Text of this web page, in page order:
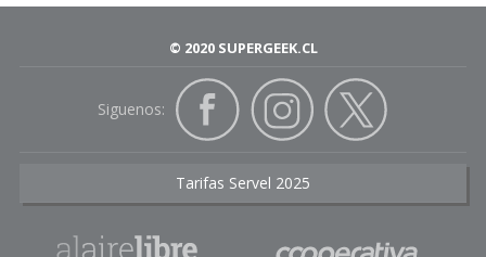
© 2020 SUPERGEEK.CL
Siguenos:
Tarifas Servel 2025